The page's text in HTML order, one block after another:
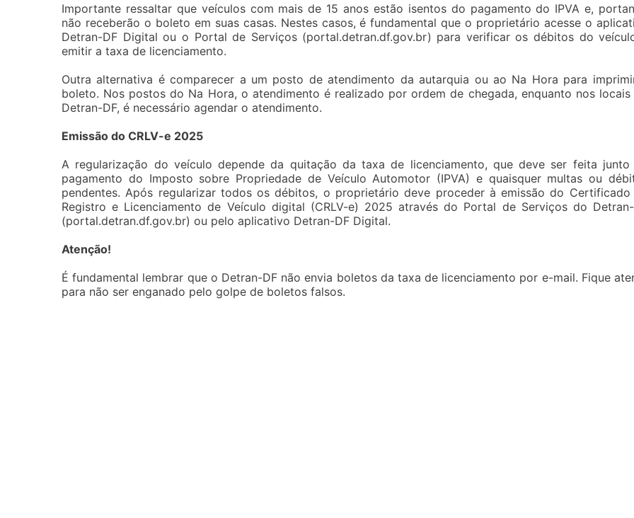
Importante ressaltar que veículos com mais de 15 anos estão isentos do pagamento do IPVA e,
não receberão o boleto em suas casas. Nestes casos, é fundamental que o proprietário acesse o
Detran-DF Digital ou o Portal de Serviços (portal.detran.df.gov.br) para verificar os débitos do
emitir a taxa de licenciamento.
Outra alternativa é comparecer a um posto de atendimento da autarquia ou ao Na Hora para
boleto. Nos postos do Na Hora, o atendimento é realizado por ordem de chegada, enquanto nos
Detran-DF, é necessário agendar o atendimento.
Emissão do CRLV-e 2025
A regularização do veículo depende da quitação da taxa de licenciamento, que deve ser feita junto
pagamento do Imposto sobre Propriedade de Veículo Automotor (IPVA) e quaisquer multas ou
pendentes. Após regularizar todos os débitos, o proprietário deve proceder à emissão do Certificado
Registro e Licenciamento de Veículo digital (CRLV-e) 2025 através do Portal de Serviços do
(portal.detran.df.gov.br) ou pelo aplicativo Detran-DF Digital.
Atenção!
É fundamental lembrar que o Detran-DF não envia boletos da taxa de licenciamento por e-mail. Fique
para não ser enganado pelo golpe de boletos falsos.